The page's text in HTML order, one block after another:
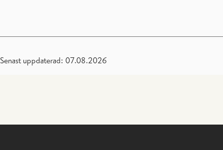
Senast uppdaterad: 07.08.2026